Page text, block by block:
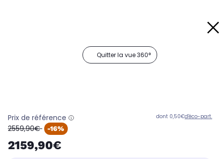
Quitter la vue 360°
Prix de référence
oldPrice
2559,90€ -16%
2159,90€
dont 0,50€d'éco-part.